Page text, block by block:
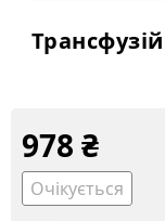
978 ₴
Очікується